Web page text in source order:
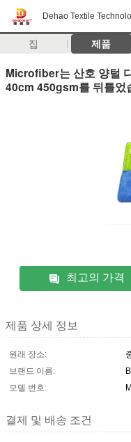
Dehao Textile
집 제품
Microfiber는 산호 양털
40cm 450gsm를 뒤틀었
최고의 가격
제품 상세 정보
원래 장소:
브랜드 이름:
모델 번호:
결제 및 배송 조건